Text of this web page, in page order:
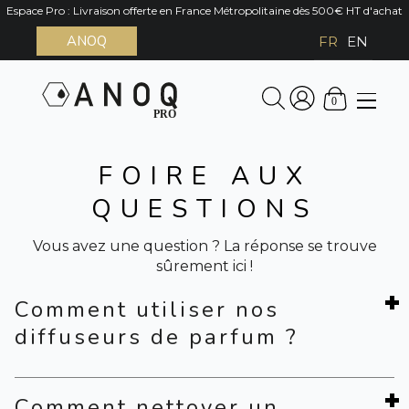
Espace Pro : Livraison offerte en France Métropolitaine dès 500€ HT d'achat
ANOQ FR EN
0
FOIRE AUX
QUESTIONS
Vous avez une question ? La réponse se trouve
sûrement ici !
Comment utiliser nos
diffuseurs de parfum ?